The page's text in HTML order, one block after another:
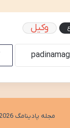
وکیل
مجله پادینامگ 2026